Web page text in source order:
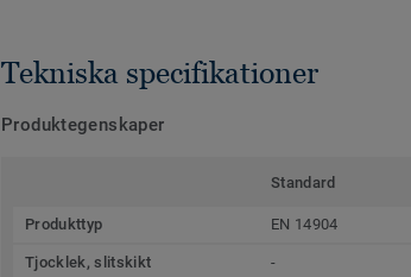
Tekniska specifikationer
Produktegenskaper
Standard
Produkttyp EN 14904
Tjocklek, slitskikt -